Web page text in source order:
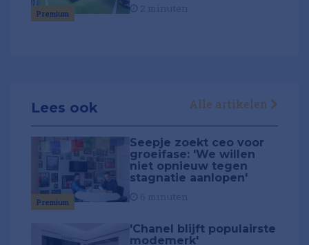
Premium
Lees ook Alle artikelen
Premium
Seepje zoekt ceo voor
groeifase: 'We willen
niet opnieuw tegen
stagnatie aanlopen'
'Chanel blijft populairste
modemerk'